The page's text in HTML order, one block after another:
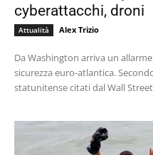
cyberattacchi, droni
Attualità Alex Trizio
Da Washington arriva un
sicurezza euro-atlantica.
statunitense citati dal Wall